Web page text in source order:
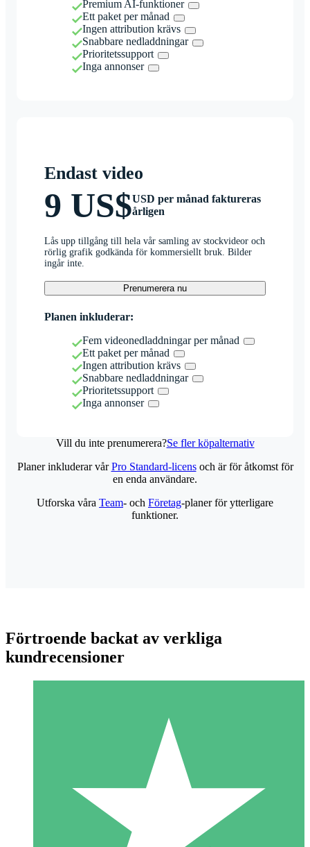
Premium AI-funktioner
Ett paket per månad
Ingen attribution krävs
Snabbare nedladdningar
Prioritetssupport
Inga annonser
Endast video
9 US$USD per månad faktureras
årligen
Lås upp tillgång till hela vår samling av stockvideor och
rörlig grafik godkända för kommersiellt bruk. Bilder
ingår inte.
Prenumerera nu
Planen inkluderar:
Fem videonedladdningar per månad
Ett paket per månad
Ingen attribution krävs
Snabbare nedladdningar
Prioritetssupport
Inga annonser
Vill du inte prenumerera?Se fler köpalternativ
Individuella Kreditpaket
Betala per användning med nedladdningskrediter. Inget
1 Nedladdningar
Planer inkluderar vårPro Standard-licensoch är för åtkomst för
en enda användare.
Utforska våra Team- och Företag-planer för ytterligare
funktioner.
Förtroende backat av verkliga
kundrecensioner